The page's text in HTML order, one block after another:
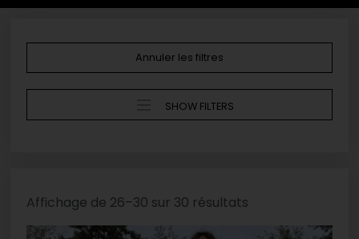
Annuler les filtres
SHOW FILTERS
Affichage de 26–30 sur 30 résultats